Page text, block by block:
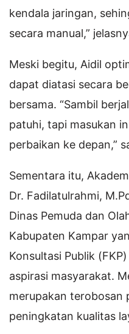
kendala jaringan,
secara manual,”
Meski begitu, Aidil
dapat diatasi secara
bersama. “Sambil
patuhi, tapi masukan
perbaikan ke depan,”
Sementara itu,
Dr. Fadilatulrahmi,
Dinas Pemuda dan
Kabupaten Kampar
Konsultasi Publik
aspirasi masyarakat.
merupakan terobosan
peningkatan kualitas